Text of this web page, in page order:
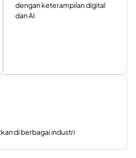
dengan keterampilan digital
dan AI
di berbagai industri